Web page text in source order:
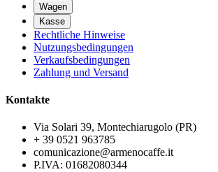
Wagen
Kasse
Rechtliche Hinweise
Nutzungsbedingungen
Verkaufsbedingungen
Zahlung und Versand
Kontakte
Via Solari 39, Montechiarugolo (PR)
+ 39 0521 963785
comunicazione@armenocaffe.it
P.IVA: 01682080344